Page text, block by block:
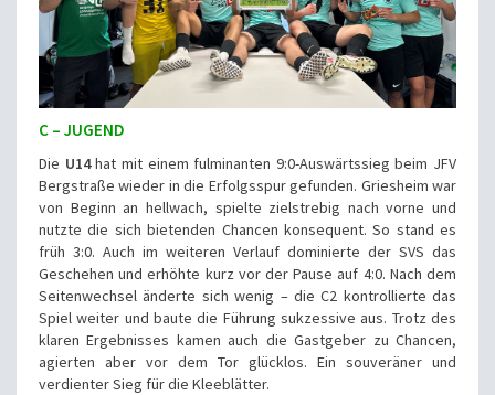
C – JUGEND
Die U14hat mit einem fulminanten 9:0-Auswärtssieg beim JFV
Bergstraße wieder in die Erfolgsspur gefunden. Griesheim war
von Beginn an hellwach, spielte zielstrebig nach vorne und
nutzte die sich bietenden Chancen konsequent. So stand es
früh 3:0. Auch im weiteren Verlauf dominierte der SVS das
Geschehen und erhöhte kurz vor der Pause auf 4:0. Nach dem
Seitenwechsel änderte sich wenig – die C2 kontrollierte das
Spiel weiter und baute die Führung sukzessive aus. Trotz des
klaren Ergebnisses kamen auch die Gastgeber zu Chancen,
agierten aber vor dem Tor glücklos. Ein souveräner und
verdienter Sieg für die Kleeblätter.